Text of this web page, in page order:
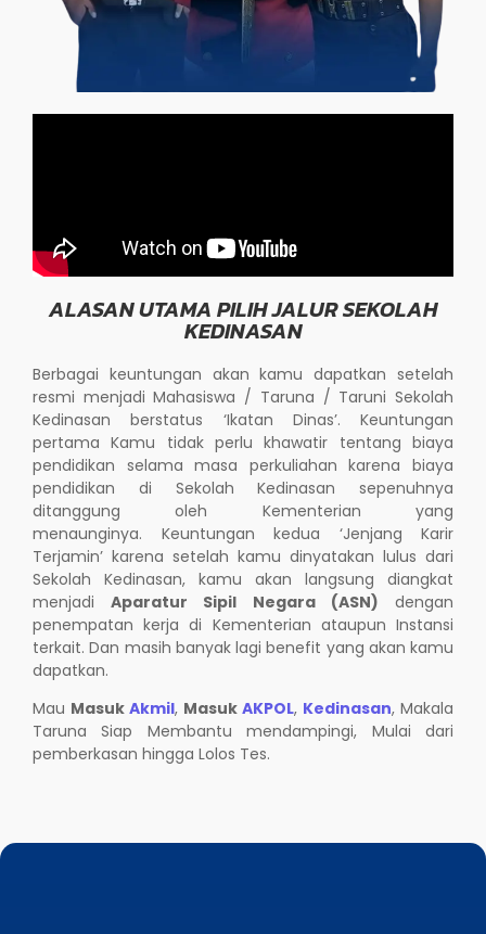
ALASAN UTAMA PILIH JALUR SEKOLAH
KEDINASAN
Berbagai keuntungan akan kamu dapatkan setelah
resmi menjadi Mahasiswa / Taruna / Taruni Sekolah
Kedinasan berstatus ‘Ikatan Dinas’. Keuntungan
pertama Kamu tidak perlu khawatir tentang biaya
pendidikan selama masa perkuliahan karena biaya
pendidikan di Sekolah Kedinasan sepenuhnya
ditanggung oleh Kementerian yang
menaunginya. Keuntungan kedua ‘Jenjang Karir
Terjamin’ karena setelah kamu dinyatakan lulus dari
Sekolah Kedinasan, kamu akan langsung diangkat
menjadiAparatur Sipil Negara (ASN) dengan
penempatan kerja di Kementerian ataupun Instansi
terkait. Dan masih banyak lagi benefit yang akan kamu
dapatkan.
Mau Masuk Akmil, Masuk AKPOL, Kedinasan, Makala
Taruna Siap Membantu mendampingi, Mulai dari
pemberkasan hingga Lolos Tes.